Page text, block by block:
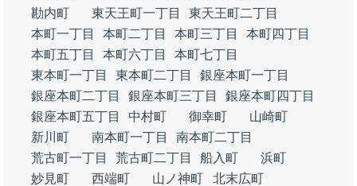
勘内町
東天王町一丁目
東天王町二丁目
本町一丁目
本町二丁目 本町三丁目
本町四丁目
本町五丁目
本町六丁目
本町七丁目
東本町一丁目
東本町二丁目
銀座本町一丁目
銀座本町二丁目
銀座本町三丁目
銀座本町四丁目
銀座本町五丁目
中村町 御幸町
山崎町
新川町
南本町一丁目
南本町二丁目
荒古町一丁目
荒古町二丁目 船入町
浜町
妙見町
西端町 山ノ神町
北末広町